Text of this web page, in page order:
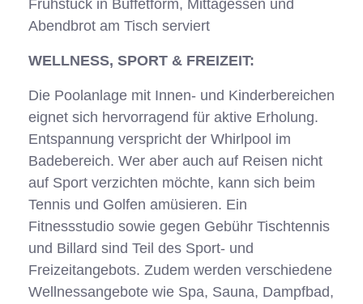
Frühstück in Büffetform, Mittagessen und
Abendbrot am Tisch serviert
WELLNESS, SPORT & FREIZEIT:
Die Poolanlage mit Innen- und Kinderbereichen
eignet sich hervorragend für aktive Erholung.
Entspannung verspricht der Whirlpool im
Badebereich. Wer aber auch auf Reisen nicht
auf Sport verzichten möchte, kann sich beim
Tennis und Golfen amüsieren. Ein
Fitnessstudio sowie gegen Gebühr Tischtennis
und Billard sind Teil des Sport- und
Freizeitangebots. Zudem werden verschiedene
Wellnessangebote wie Spa, Sauna, Dampfbad,